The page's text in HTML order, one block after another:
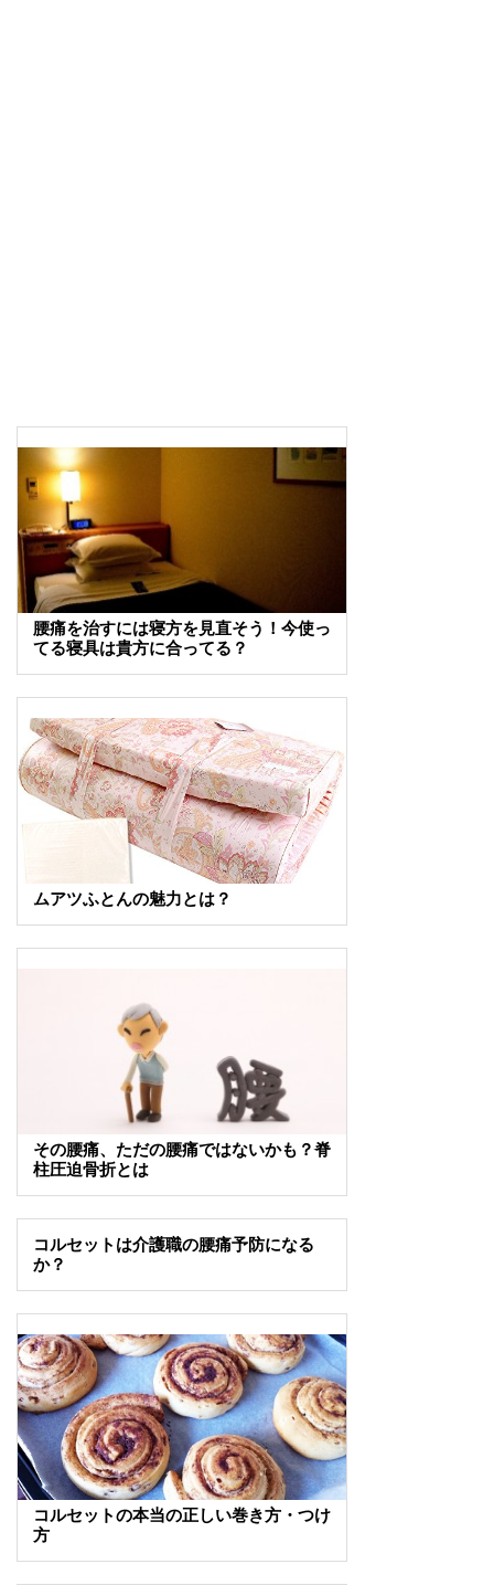
腰痛を治すには寝方を見直そう！今使っ
てる寝具は貴方に合ってる？
ムアツふとんの魅力とは？
その腰痛、ただの腰痛ではないかも？脊
柱圧迫骨折とは
コルセットは介護職の腰痛予防になる
か？
コルセットの本当の正しい巻き方・つけ
方